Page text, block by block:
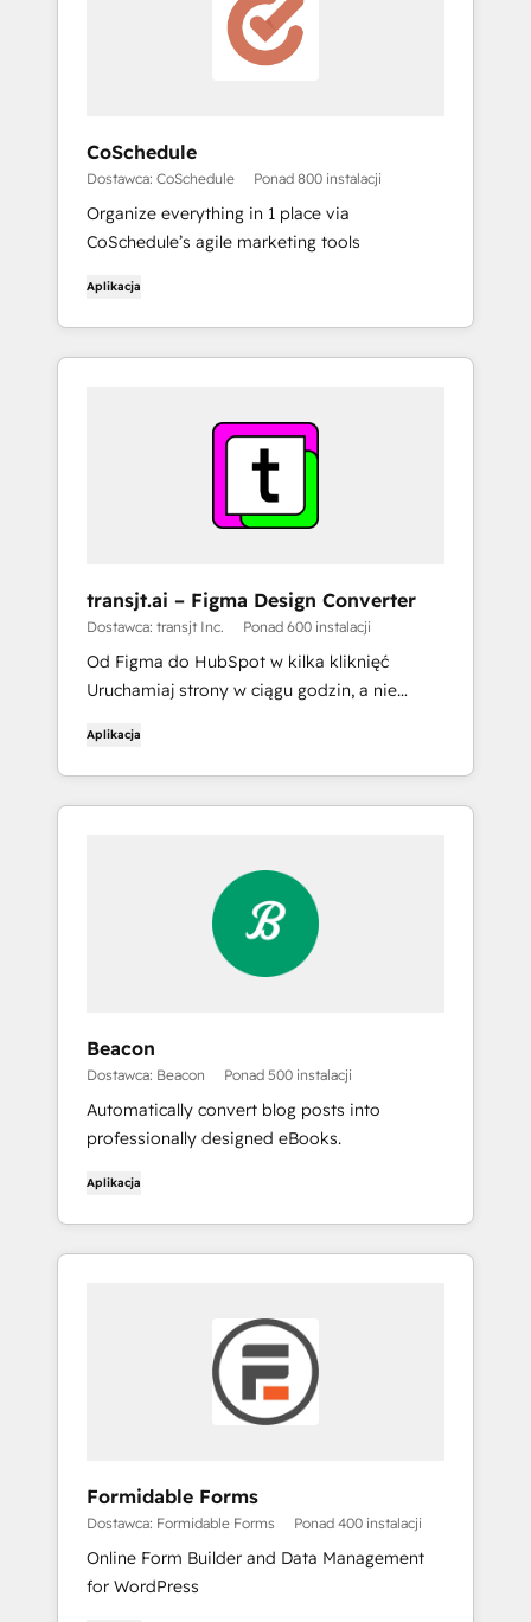
CoSchedule
Dostawca: CoSchedule Ponad 800 instalacji
Organize everything in 1 place via
CoSchedule’s agile marketing tools
Aplikacja
transjt.ai – Figma Design Converter
Dostawca: transjt Inc. Ponad 600 instalacji
Od Figma do HubSpot w kilka kliknięć
Uruchamiaj strony w ciągu godzin, a nie
przekształca projekty Figma w
niestandardowy motyw HubSpot z gotowym
do 80% kodem - wystarczy dopracować
Aplikacja
Beacon
Dostawca: Beacon Ponad 500 instalacji
Automatically convert blog posts into
professionally designed eBooks.
Aplikacja
Formidable Forms
Dostawca: Formidable Forms Ponad 400 instalacji
Online Form Builder and Data Management
for WordPress